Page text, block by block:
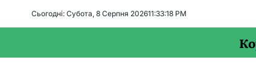
Сьогодні: Субота, 8 Серпня 202611:33:19 PM